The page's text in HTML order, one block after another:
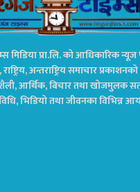
मिडिया प्रा.लि. को आधिकारिक न्यूज
अन्तराष्ट्रिय समाचार
आर्थिक, बिचार तथा खोजमुलक
भिडियो तथा जीवनका विभिन्न